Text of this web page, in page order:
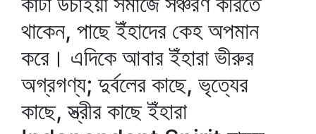
থাকেন, পাছে ইঁহাদের কেহ অপমান
করে। এদিকে আবার ইঁহারা ভীরুর
অগ্রগণ্য; দুর্বলের কাছে, ভৃত্যের
কাছে, স্ত্রীর কাছে ইঁহারা